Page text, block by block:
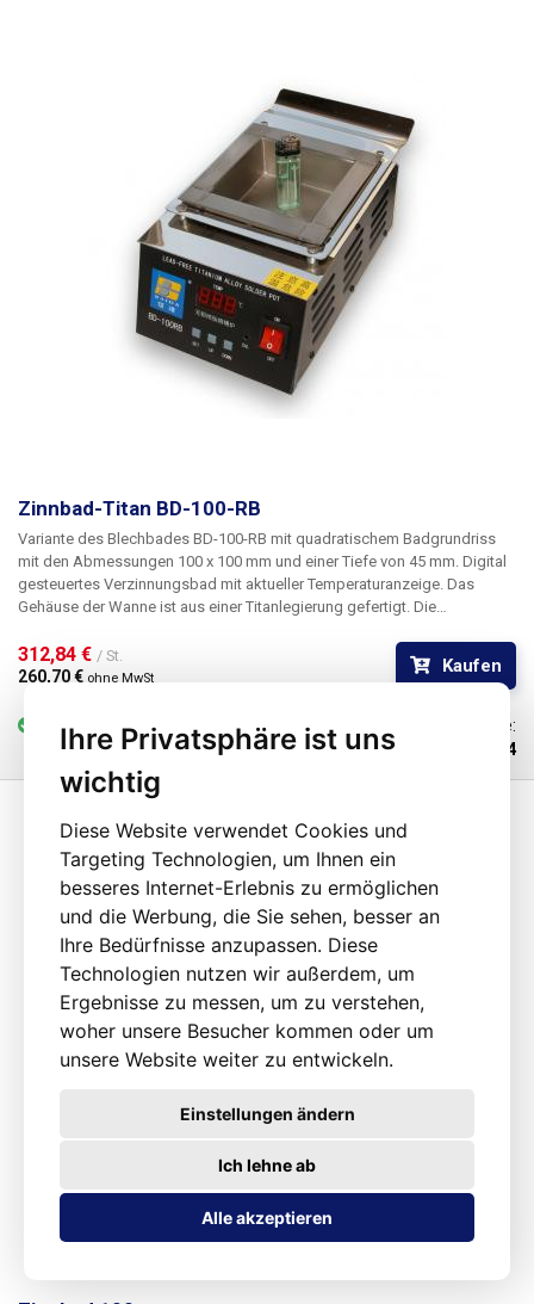
Ihre Privatsphäre ist uns
wichtig
Diese Website verwendet Cookies und
Targeting Technologien, um Ihnen ein
besseres Internet-Erlebnis zu ermöglichen
und die Werbung, die Sie sehen, besser an
Ihre Bedürfnisse anzupassen. Diese
Technologien nutzen wir außerdem, um
Ergebnisse zu messen, um zu verstehen,
woher unsere Besucher kommen oder um
unsere Website weiter zu entwickeln.
Alle akzeptieren
Ich lehne ab
Einstellungen ändern
Zinnbad-Titan BD-100-RB
Variante des Blechbades BD-100-RB mit quadratischem Badgrundriss
mit den Abmessungen 100 x 100 mm und einer Tiefe von 45 mm. Digital
gesteuertes Verzinnungsbad mit aktueller Temperaturanzeige. Das
Gehäuse der Wanne ist aus einer Titanlegierung gefertigt. Die
Modell BD-100; eine wesentliche Änderung ist jedoch die Erhöhung der
Heizleistung von 500 W auf 800 W aufgrund des größeren Badvolumens.
312,84 € / St.
260,70 € ohne MwSt
Kaufen
vorrätig 6-25 St.
Code:
100114